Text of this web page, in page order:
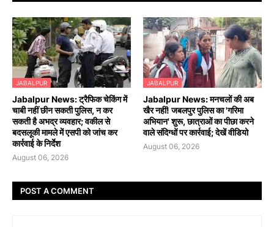
JABALPUR
Jabalpur News: ट्रैफिक चेकिंग में
चाबी नहीं छीन सकती पुलिस, न कर
सकती है अभद्र व्यवहार; वकील से
बदसलूकी मामले में एसपी को जांच कर
कार्रवाई के निर्देश
August 06, 2026
JABALPUR
Jabalpur News: मनचलों की अब
खैर नहीं! जबलपुर पुलिस का 'गरिमा
अभियान' शुरू, छात्राओं का पीछा करने
वाले संदिग्धों पर कार्रवाई; देखें वीडियो
August 06, 2026
POST A COMMENT